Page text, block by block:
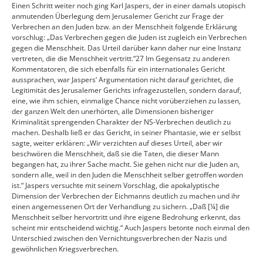
Einen Schritt weiter noch ging Karl Jaspers, der in einer damals utopisch
anmutenden Überlegung dem Jerusalemer Gericht zur Frage der
Verbrechen an den Juden bzw. an der Menschheit folgende Erklärung
vorschlug: „Das Verbrechen gegen die Juden ist zugleich ein Verbrechen
gegen die Menschheit. Das Urteil darüber kann daher nur eine Instanz
vertreten, die die Menschheit vertritt.“27 Im Gegensatz zu anderen
Kommentatoren, die sich ebenfalls für ein internationales Gericht
aussprachen, war Jaspers‘ Argumentation nicht darauf gerichtet, die
Legitimität des Jerusalemer Gerichts infragezustellen, sondern darauf,
eine, wie ihm schien, einmalige Chance nicht vorüberziehen zu lassen,
der ganzen Welt den unerhörten, alle Dimensionen bisheriger
Kriminalität sprengenden Charakter der NS-Verbrechen deutlich zu
machen. Deshalb ließ er das Gericht, in seiner Phantasie, wie er selbst
sagte, weiter erklären: „Wir verzichten auf dieses Urteil, aber wir
beschwören die Menschheit, daß sie die Taten, die dieser Mann
begangen hat, zu ihrer Sache macht. Sie gehen nicht nur die Juden an,
sondern alle, weil in den Juden die Menschheit selber getroffen worden
ist.“ Jaspers versuchte mit seinem Vorschlag, die apokalyptische
Dimension der Verbrechen der Eichmanns deutlich zu machen und ihr
einen angemessenen Ort der Verhandlung zu sichern. „Daß [¼] die
Menschheit selber hervortritt und ihre eigene Bedrohung erkennt, das
scheint mir entscheidend wichtig.“ Auch Jaspers betonte noch einmal den
Unterschied zwischen den Vernichtungsverbrechen der Nazis und
gewöhnlichen Kriegsverbrechen.